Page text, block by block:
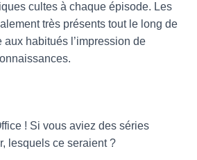
cultes à chaque épisode. Les
très présents tout le long de
aux habitués l’impression de
! Si vous aviez des séries
lesquels ce seraient ?